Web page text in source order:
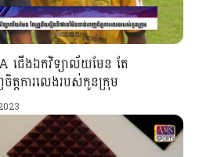
ជើងឯកវិទ្យាល័យមែន តែ
ត្តការលេងរបស់កូនក្រុម